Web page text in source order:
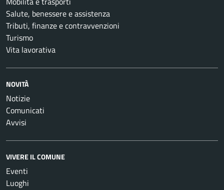
Salute, benessere e assistenza
Tributi, finanze e contravvenzioni
Turismo
Vita lavorativa
NOVITÀ
Notizie
Comunicati
Avvisi
VIVERE IL COMUNE
Eventi
Luoghi